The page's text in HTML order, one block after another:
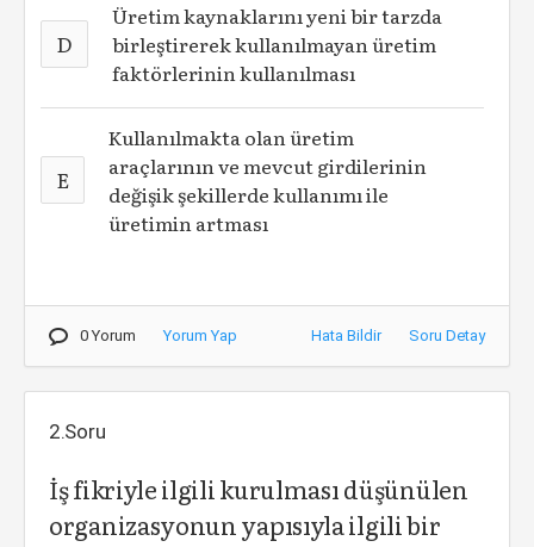
D
Üretim kaynaklarını yeni bir tarzda
birleştirerek kullanılmayan üretim
faktörlerinin kullanılması
E
Kullanılmakta olan üretim
araçlarının ve mevcut girdilerinin
değişik şekillerde kullanımı ile
üretimin artması
0 Yorum Yorum Yap Hata Bildir Soru Detay
2.Soru
İş fikriyle ilgili kurulması düşünülen
organizasyonun yapısıyla ilgili bir